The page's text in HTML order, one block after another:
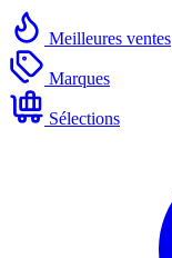
Meilleures ventes
Marques
Sélections